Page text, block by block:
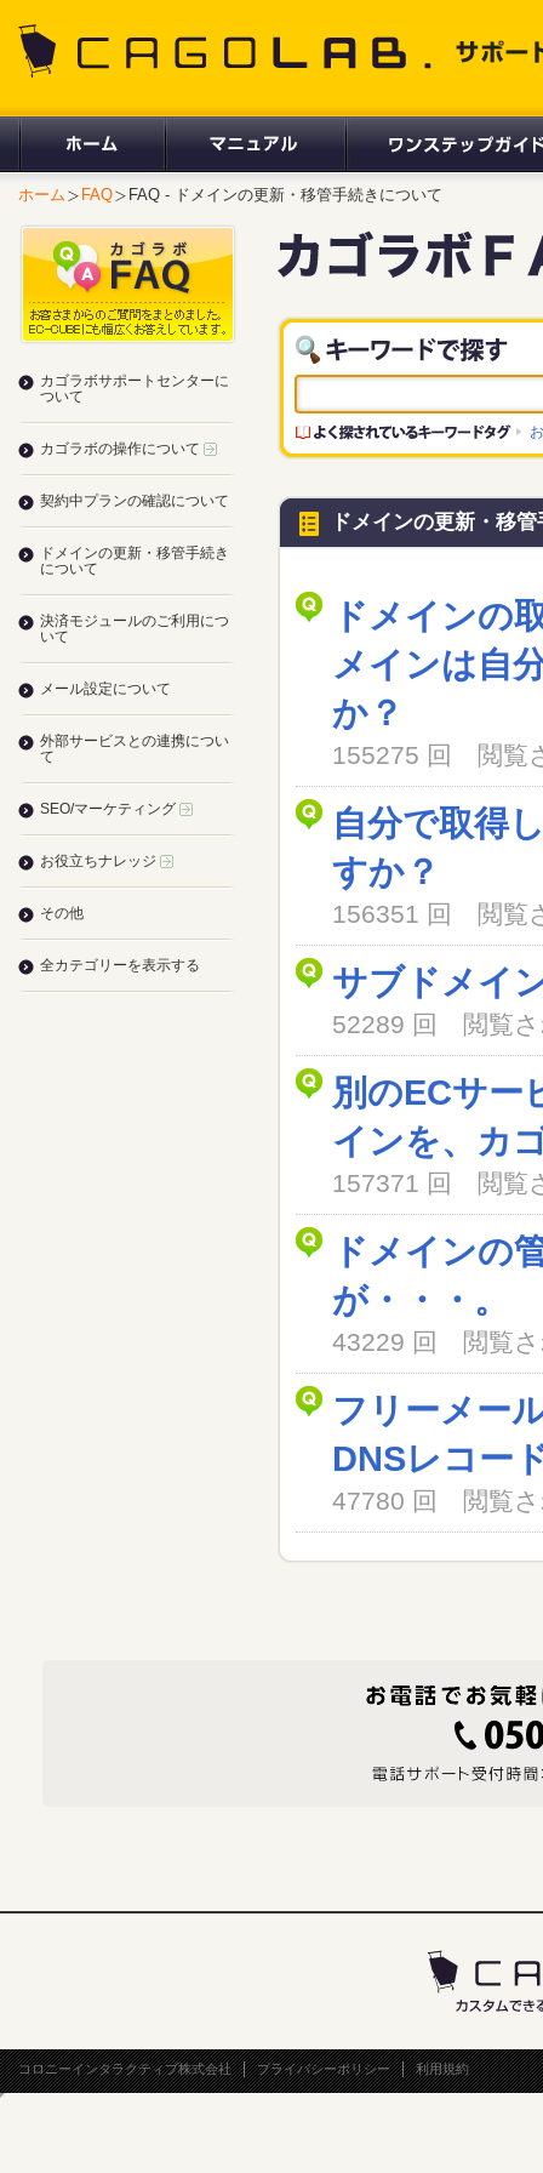
ホーム FAQ FAQ - ドメインの更新・移管手続きについて
ドメインの更新・移
ドメインの
メインは自
か？
155275 回 閲覧
自分で取得
すか？
156351 回 閲覧
サブドメイ
52289 回 閲覧
別のECサー
インを、カ
157371 回 閲覧
ドメインの
が・・・。
43229 回 閲覧
フリーメー
DNSレコー
47780 回 閲覧
カゴラボサポートセンターに
ついて
カゴラボの操作について
契約中プランの確認について
ドメインの更新・移管手続き
について
決済モジュールのご利用につ
いて
メール設定について
外部サービスとの連携につい
て
SEO/マーケティング
お役立ちナレッジ
その他
全カテゴリーを表示する
コロニーインタラクティブ株式会社 プライバシーポリシー 利用規約